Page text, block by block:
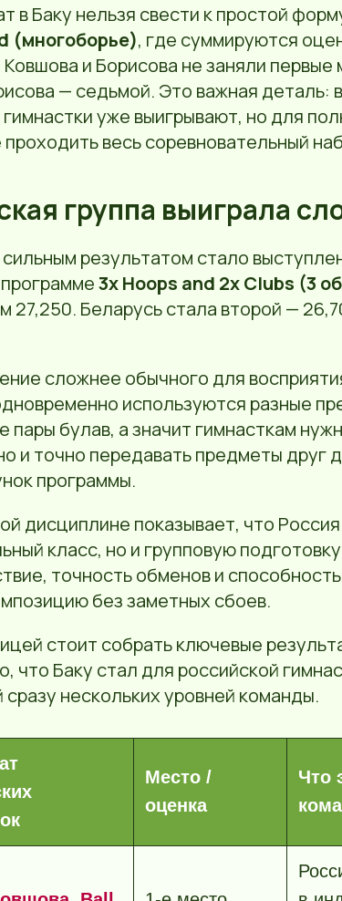
в Баку нельзя свести к простой
(многоборье), где суммируются
и Борисова не заняли первые
— седьмой. Это важная деталь:
гимнастки уже выигрывают, но для
весь соревновательный
группа выиграла
результатом стало
3x Hoops and 2x Clubs (3
27,250. Беларусь стала второй —
сложнее обычного для
используются разные
пары булав, а значит гимнасткам
и точно передавать предметы друг
программы.
дисциплине показывает, что
класс, но и групповую
точность обменов и
без заметных сбоев.
стоит собрать ключевые
что Баку стал для российской
сразу нескольких уровней команды.
Место /
оценка
Что